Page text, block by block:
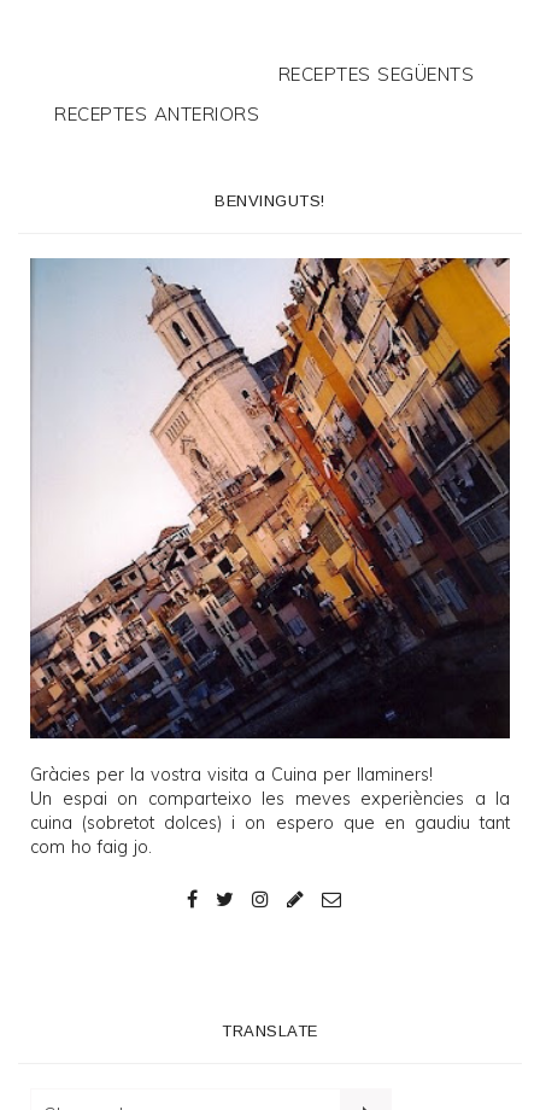
RECEPTES SEGÜENTS
RECEPTES ANTERIORS
BENVINGUTS!
Gràcies per la vostra visita a Cuina per llaminers!
Un espai on comparteixo les meves experiències a la
cuina (sobretot dolces) i on espero que en gaudiu tant
com ho faig jo.
TRANSLATE